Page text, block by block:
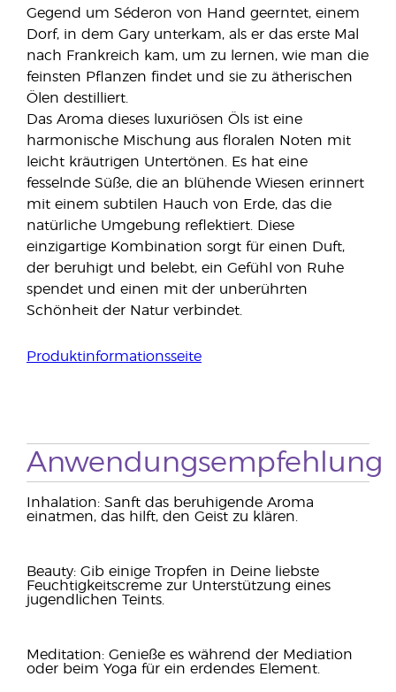
Gegend um Séderon von Hand geerntet, einem
Dorf, in dem Gary unterkam, als er das erste Mal
nach Frankreich kam, um zu lernen, wie man die
feinsten Pflanzen findet und sie zu ätherischen
Ölen destilliert.
Das Aroma dieses luxuriösen Öls ist eine
harmonische Mischung aus floralen Noten mit
leicht kräutrigen Untertönen. Es hat eine
fesselnde Süße, die an blühende Wiesen erinnert
mit einem subtilen Hauch von Erde, das die
natürliche Umgebung reflektiert. Diese
einzigartige Kombination sorgt für einen Duft,
der beruhigt und belebt, ein Gefühl von Ruhe
spendet und einen mit der unberührten
Schönheit der Natur verbindet.
Produktinformationsseite
Anwendungsempfehlung
Inhalation: Sanft das beruhigende Aroma
einatmen, das hilft, den Geist zu klären.
Beauty: Gib einige Tropfen in Deine liebste
Feuchtigkeitscreme zur Unterstützung eines
jugendlichen Teints.
Meditation: Genieße es während der Mediation
oder beim Yoga für ein erdendes Element.